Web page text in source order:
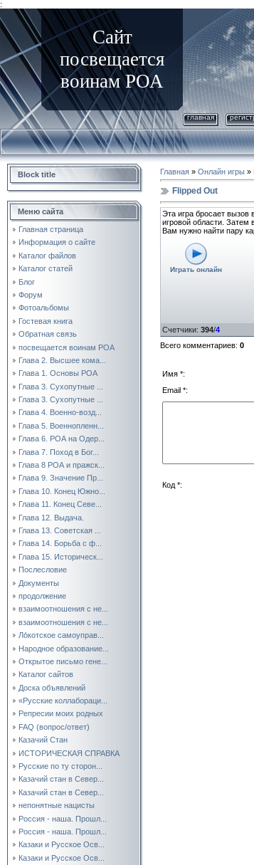
:
Сайт
посвещается
воинам РОА
главная
Block title
Меню сайта
Главная страница
Информация о сайте
Каталог файлов
Каталог статей
Блог
Форум
Фотоальбомы
Гостевая книга
Обратная связь
посвещается воинам РОА
Глава 2. Высшее кома...
Глава 1. Основы РОА
Глава 3. Сухопутные ...
Глава 3. Сухопутные ...
Глава 4. Военно-возд...
Глава 5. Военнопленн...
Глава 6. РОА на Одер...
Глава 7. Поход в Бог...
Глава 8 РОА и пражск...
Глава 9. Значение Пр...
Глава 10. Конец Южно...
Глава 11. Конец Севе...
Глава 12. Выдача.
Глава 13. Советская ...
Глава 14. Борьба с ф...
Глава 15. Историческ...
Послесловие
Документы
продолжение
взаимоотношения с не...
взаимоотношения с не...
Ло́котское самоуправ...
Народное образование...
Открытое письмо гене...
Каталог сайтов
Доска объявлений
«Русские коллабораци...
Репресии моих родных
FAQ (вопрос/ответ)
Казачий Стан
ИСТОРИЧЕСКАЯ СПРАВКА
Русские по ту сторон...
Казачий стан в Север...
Казачий стан в Север...
непонятные нацисты
Россия - наша. Прошл...
Россия - наша. Прошл...
Казаки и Русское Осв...
Казаки и Русское Осв...
Главная » Онлайн игры »
Flipped Out
Эта игра бросает вызов
игровой области. Затем
Вам нужно найти пару
Играть онлайн
Счетчики: 394/4
Всего комментариев: 0
Имя *:
Email *:
Код *: